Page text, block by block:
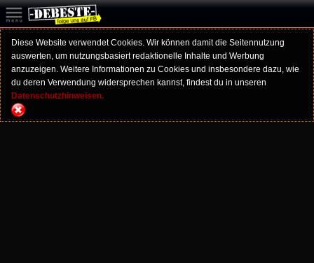
Diese Website verwendet Cookies. Wir können damit die Seitennutzung
auswerten, um nutzungsbasiert redaktionelle Inhalte und Werbung
anzuzeigen. Weitere Informationen zu Cookies und insbesondere dazu, wie
du deren Verwendung widersprechen kannst, findest du in unseren
Datenschutzhinweisen.